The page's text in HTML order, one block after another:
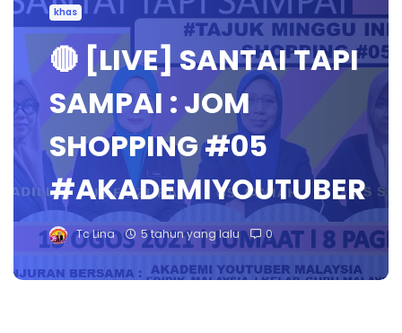
khas
🔴 [LIVE] SANTAI TAPI
SAMPAI : JOM
SHOPPING #05
#AKADEMIYOUTUBER
Tc Lina 5 tahun yang lalu 0